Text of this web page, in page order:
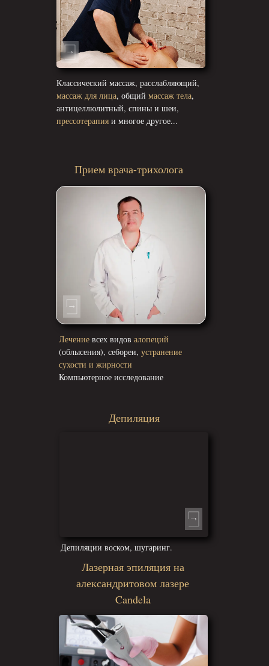
Прием врача-трихолога
Классический массаж, расслабляющий,
массаж для лица, общий массаж тела,
антицеллюлитный, спины и шеи,
прессотерапия и многое другое...
Лечение всех видов алопеций
(облысения), себореи, устранение
сухости и жирности
Компьютерное исследование
Депиляция
Лазерная эпиляция на
александритовом лазере
Candela
Депиляции воском, шугаринг.